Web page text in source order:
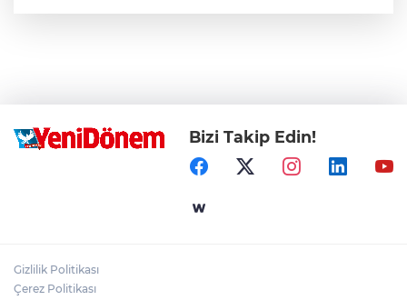
Bizi Takip Edin!
Gizlilik Politikası
Çerez Politikası